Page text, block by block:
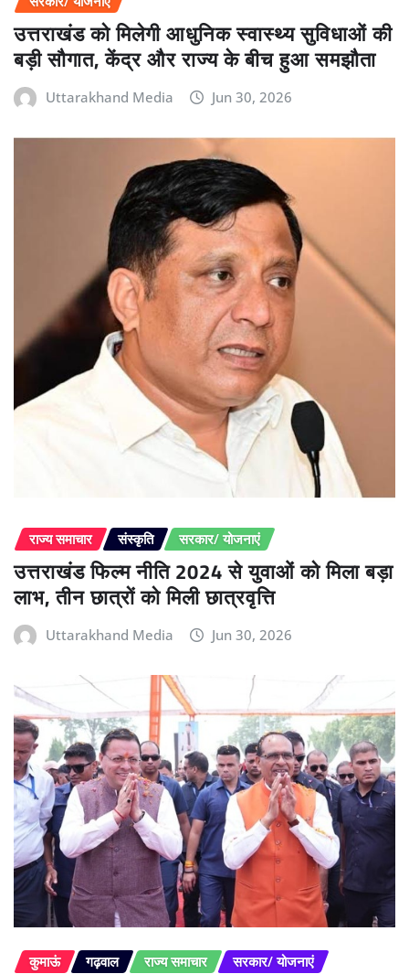
उत्तराखंड को मिलेगी आधुनिक स्वास्थ्य सुविधाओं की
बड़ी सौगात, केंद्र और राज्य के बीच हुआ समझौता
Uttarakhand Media Jun 30, 2026
राज्य समाचार संस्कृति सरकार/ योजनाएं
उत्तराखंड फिल्म नीति 2024 से युवाओं को मिला बड़ा
लाभ, तीन छात्रों को मिली छात्रवृत्ति
Uttarakhand Media Jun 30, 2026
कुमाऊं गढ़वाल राज्य समाचार सरकार/ योजनाएं